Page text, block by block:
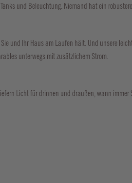
und Beleuchtung. Niemand hat ein
und Ihr Haus am Laufen hält. Und unsere
unterwegs mit zusätzlichem Strom.
Licht für drinnen und draußen, wann immer